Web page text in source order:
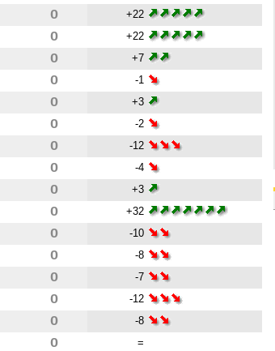
0 +22
0 +22
0 +7
0 -1
0 +3
0 -2
0 -12
0 -4
0 +3
0 +32
0 -10
0 -8
0 -7
0 -12
0 -8
0 =